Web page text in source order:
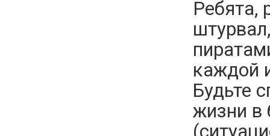
Ребята,
каждой
Будьте
жизни в